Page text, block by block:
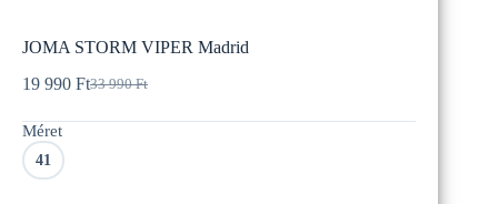
JOMA STORM VIPER Madrid
33 990Ft
Original
19 990 FtCurrent
Méret
41